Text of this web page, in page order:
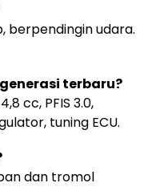
berpendingin udara.
generasi terbaru?
cc, PFIS 3.0,
tuning ECU.
dan tromol